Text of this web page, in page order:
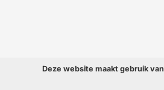
Deze website maakt gebruik van